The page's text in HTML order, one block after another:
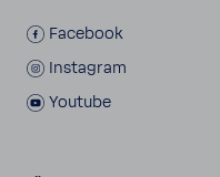
Face­book
Insta­gram
Youtube